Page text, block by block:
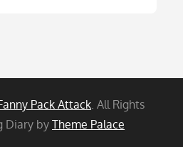
Pack Attack. All Rights
Diary byTheme Palace